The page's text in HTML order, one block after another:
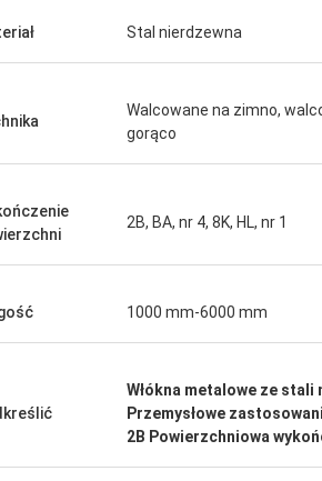
Stal nierdzewna
Walcowane na zimno,
gorąco
2B, BA, nr 4, 8K, HL, nr 1
1000 mm-6000 mm
Włókna metalowe ze
Przemysłowe
2B Powierzchniowa